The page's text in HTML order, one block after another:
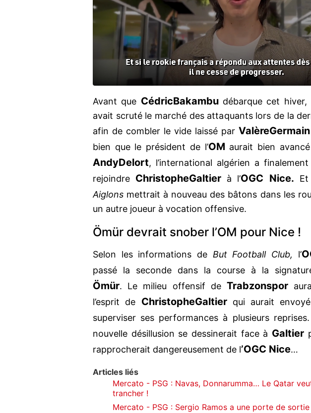
Avant que CédricBakambudébarque cet hiver,
avait scruté le marché des attaquants lors de la
afin de combler le vide laissé par ValèreGermain
bien que le président de l’OM aurait bien
AndyDelort, l’international algérien a
rejoindre ChristopheGaltier à l’OGC Nice. Et
Aiglons mettrait à nouveau des bâtons dans les
un autre joueur à vocation offensive.
Ömür devrait snober l’OM pour Nice !
Selon les informations de But Football Club, l’
passé la seconde dans la course à la
Ömür. Le milieu offensif deTrabzonspor
l’esprit de ChristopheGaltierqui aurait envoyé
superviser ses performances à plusieurs reprises.
nouvelle désillusion se dessinerait face à Galtier
rapprocherait dangereusement de l’OGC Nice…
Articles liés
Mercato - PSG : Navas, Donnarumma… Le Qatar
trancher !
Mercato - PSG : Sergio Ramos a une porte de